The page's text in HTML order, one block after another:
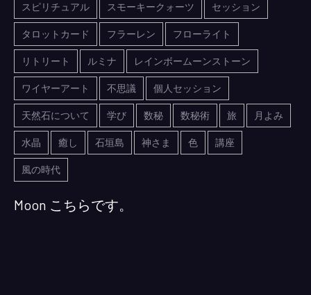
スピリチュアル スモーキークォーツ セッション
タロットカード フラーレン フローライト
リトリート ルミナ レインボームーンストーン
ワイヤーアート 不思議 個人セッション
天然石について 学び 数秘 数秘術 旅 月よみ
水晶 癒し 石垣島 神さま 色 講座
風の時代
Moon こちらです。